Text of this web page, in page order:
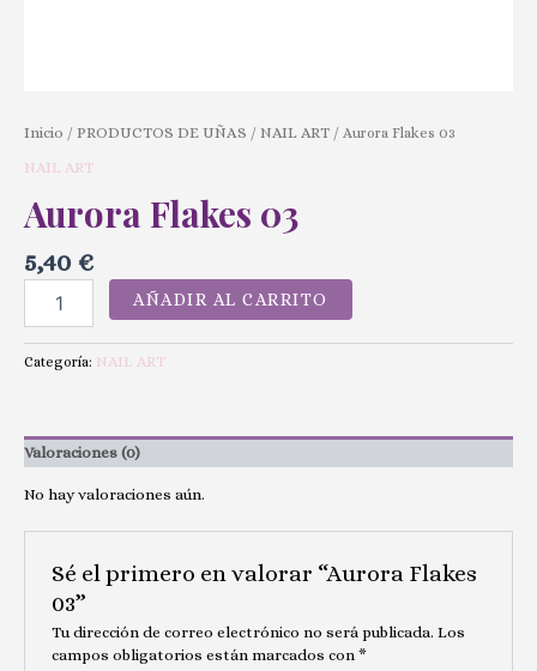
Inicio / PRODUCTOS DE UÑAS / NAIL ART / Aurora Flakes 03
NAIL ART
Aurora Flakes 03
5,40 €
AÑADIR AL CARRITO
Categoría: NAIL ART
Valoraciones (0)
No hay valoraciones aún.
Sé el primero en valorar “Aurora Flakes
03”
Tu dirección de correo electrónico no será publicada. Los
campos obligatorios están marcados con *